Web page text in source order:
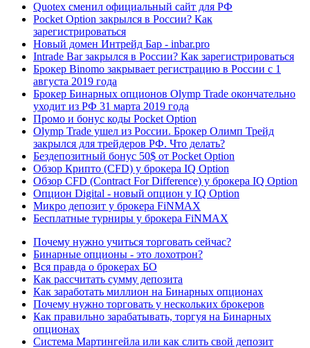
Quotex сменил официальный сайт для РФ
Pocket Option закрылся в России? Как
зарегистрироваться
Новый домен Интрейд Бар - inbar.pro
Intrade Bar закрылся в России? Как зарегистрироваться
Брокер Binomo закрывает регистрацию в России с 1
августа 2019 года
Брокер Бинарных опционов Olymp Trade окончательно
уходит из РФ 31 марта 2019 года
Промо и бонус коды Pocket Option
Olymp Trade ушел из России. Брокер Олимп Трейд
закрылся для трейдеров РФ. Что делать?
Бездепозитный бонус 50$ от Pocket Option
Обзор Крипто (CFD) у брокера IQ Option
Обзор CFD (Contract For Difference) у брокера IQ Option
Опцион Digital - новый опцион у IQ Option
Микро депозит у брокера FiNMAX
Бесплатные турниры у брокера FiNMAX
Почему нужно учиться торговать сейчас?
Бинарные опционы - это лохотрон?
Вся правда о брокерах БО
Как рассчитать сумму депозита
Как заработать миллион на Бинарных опционах
Почему нужно торговать у нескольких брокеров
Как правильно зарабатывать, торгуя на Бинарных
опционах
Система Мартингейла или как слить свой депозит